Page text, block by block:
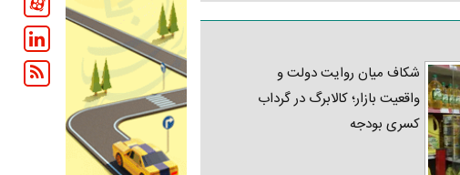
شکاف میان روایت دولت و
واقعیت بازار؛ کالابرگ در گرداب
کسری بودجه